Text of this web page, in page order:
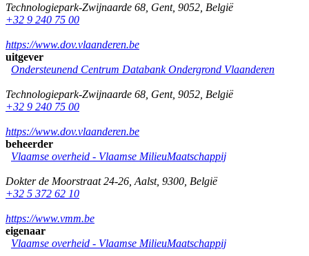
Technologiepark-Zwijnaarde 68 Gent, 9052 België
+32 9 240 75 00
https://www.dov.vlaanderen.be
uitgever
Ondersteunend Centrum Databank Ondergrond Vlaanderen
Technologiepark-Zwijnaarde 68 Gent, 9052 België
+32 9 240 75 00
https://www.dov.vlaanderen.be
beheerder
Vlaamse overheid - Vlaamse MilieuMaatschappij
Dokter de Moorstraat 24-26 Aalst, 9300 België
+32 5 372 62 10
https://www.vmm.be
eigenaar
Vlaamse overheid - Vlaamse MilieuMaatschappij